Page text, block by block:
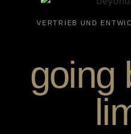
VERTRIEB UND
going